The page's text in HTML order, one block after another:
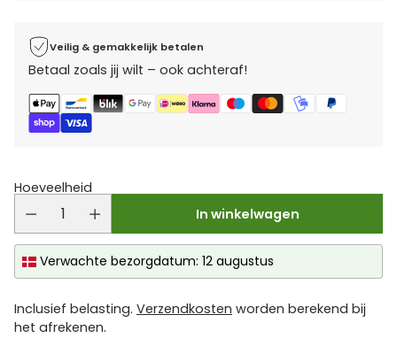
Veilig & gemakkelijk betalen
Betaal zoals jij wilt – ook achteraf!
Hoeveelheid
In winkelwagen
Verwachte bezorgdatum: 12 augustus
Inclusief belasting. Verzendkosten worden berekend bij
het afrekenen.